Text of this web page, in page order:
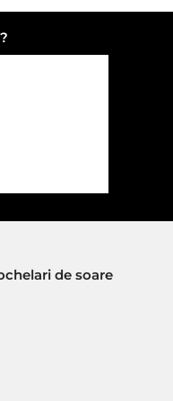
este deja pe
că preţul
faptul că a trebuit
acest
că doar se
pentru vânătorii
zi de zi.
de soare